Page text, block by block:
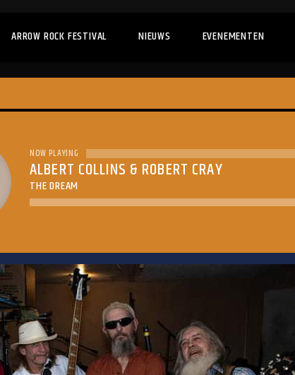
ARROW ROCK FESTIVAL NIEUWS EVENEMENTEN
NOW PLAYING
ALBERT COLLINS & ROBERT CRAY
THE DREAM